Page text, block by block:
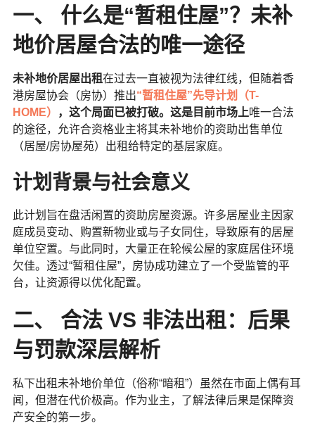
一、 什么是“暂租住屋”？未补
地价居屋合法的唯一途径
未补地价居屋出租在过去一直被视为法律红线，但随着香
港房屋协会（房协）推出“暂租住屋”先导计划（T-
HOME）
，这个局面已被打破。这是目前市场上唯一合法
的途径，允许合资格业主将其未补地价的资助出售单位
（居屋/房协屋苑）出租给特定的基层家庭。
计划背景与社会意义
此计划旨在盘活闲置的资助房屋资源。许多居屋业主因家
庭成员变动、购置新物业或与子女同住，导致原有的居屋
单位空置。与此同时，大量正在轮候公屋的家庭居住环境
欠佳。透过“暂租住屋”，房协成功建立了一个受监管的平
台，让资源得以优化配置。
二、 合法 VS 非法出租：后果
与罚款深层解析
私下出租未补地价单位（俗称“暗租”）虽然在市面上偶有耳
闻，但潜在代价极高。作为业主，了解法律后果是保障资
产安全的第一步。